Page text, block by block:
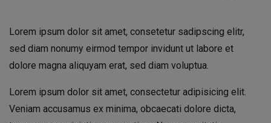
Lorem ipsum dolor sit amet, consetetur sadipscing elitr,
sed diam nonumy eirmod tempor invidunt ut labore et
dolore magna aliquyam erat, sed diam voluptua.
Lorem ipsum dolor sit amet, consectetur adipisicing elit.
Veniam accusamus ex minima, obcaecati dolore dicta,